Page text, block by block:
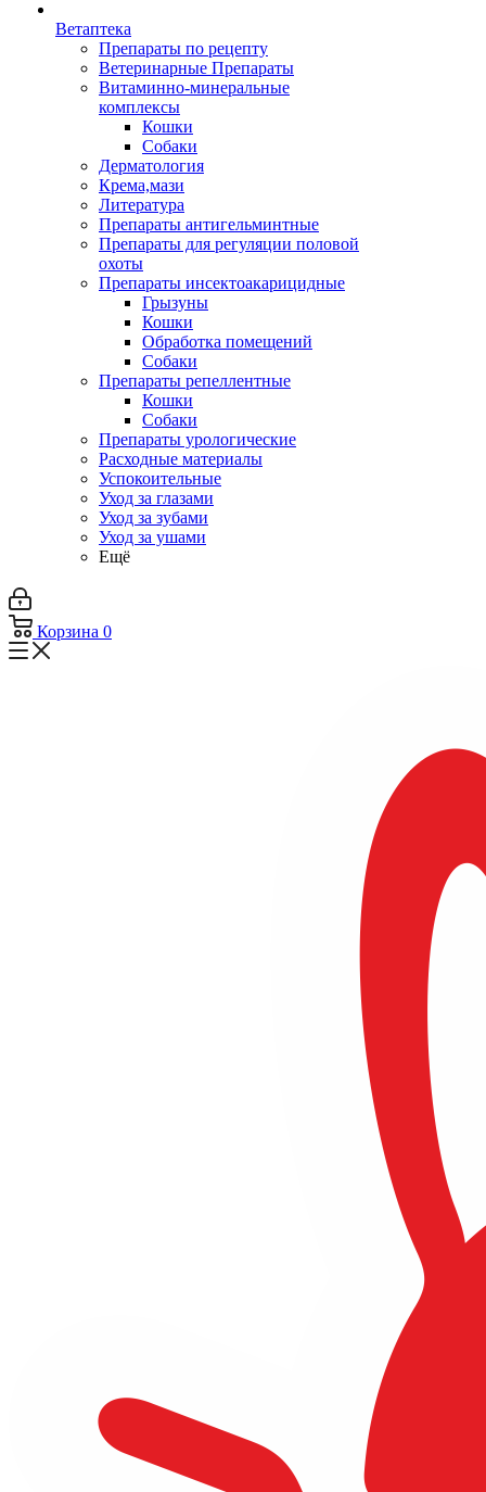
Ветаптека
Препараты по рецепту
Ветеринарные Препараты
Витаминно-минеральные
комплексы
Кошки
Собаки
Дерматология
Крема,мази
Литература
Препараты антигельминтные
Препараты для регуляции половой
охоты
Препараты инсектоакарицидные
Грызуны
Кошки
Обработка помещений
Собаки
Препараты репеллентные
Кошки
Собаки
Препараты урологические
Расходные материалы
Успокоительные
Уход за глазами
Уход за зубами
Уход за ушами
Ещё
Корзина 0